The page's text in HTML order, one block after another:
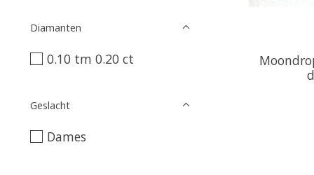
Diamanten
0.10 tm 0.20 ct
Geslacht
Dames